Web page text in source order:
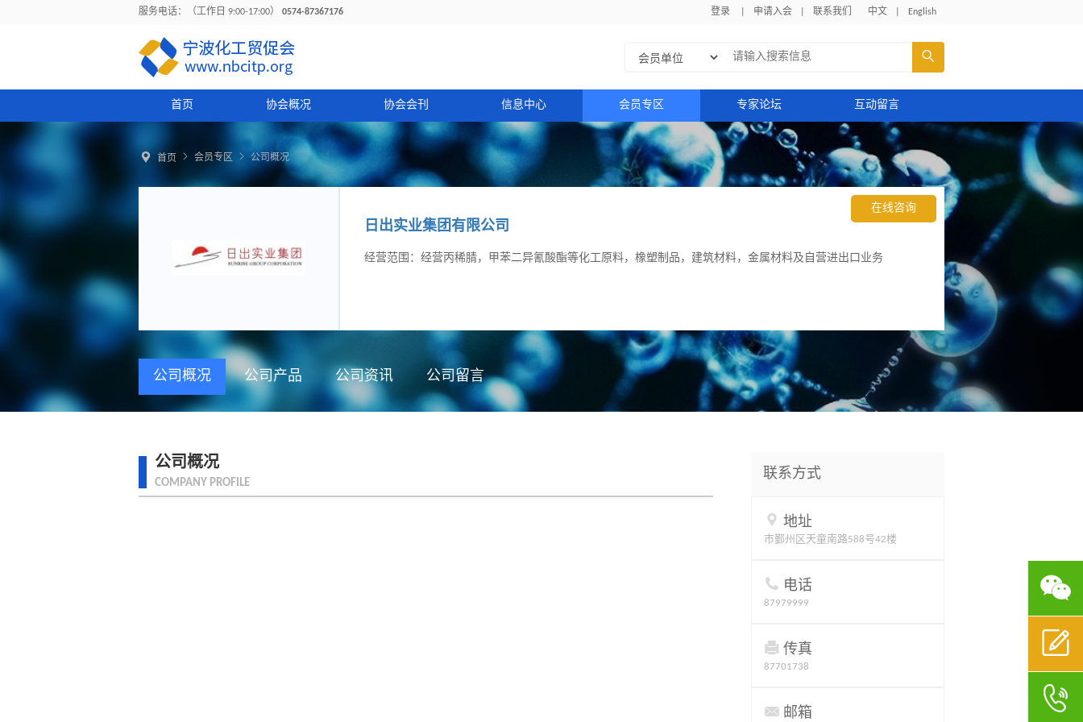
服务电话：（工作日 9:00-17:00） 0574-87367176 登录 申请入会 联系我们 中文 English

首页 协会概况 协会会刊 信息中心 会员专区 专家论坛 互动留言
 首页  会员专区  公司概况
在线咨询
日出实业集团有限公司
经营范围：经营丙稀腈，甲苯二异氰酸酯等化工原料，橡塑制品，建筑材料，金属材料及自营进出口业务
公司概况 公司产品 公司资讯 公司留言
公司概况
COMPANY PROFILE
联系方式
 地址
市鄞州区天童南路588号42楼
 电话
87979999
 传真
87701738
 邮箱


